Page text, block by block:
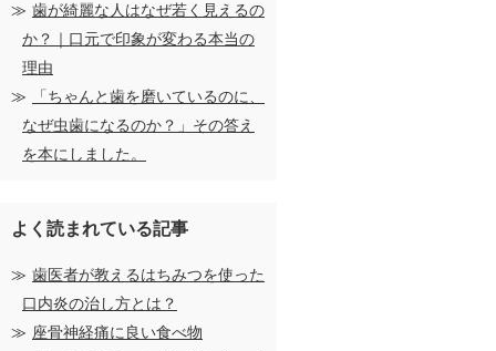
歯が綺麗な人はなぜ若く見えるの
か？｜口元で印象が変わる本当の
理由
「ちゃんと歯を磨いているのに、
なぜ虫歯になるのか？」その答え
を本にしました。
よく読まれている記事
歯医者が教えるはちみつを使った
口内炎の治し方とは？
座骨神経痛に良い食べ物